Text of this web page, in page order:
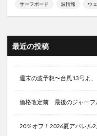
サーフボード 波情報 ウ
最近の投稿
週末の波予想〜台風13号よ、
価格改定前 最後のジャーフ
20％オフ！2026夏アパレル